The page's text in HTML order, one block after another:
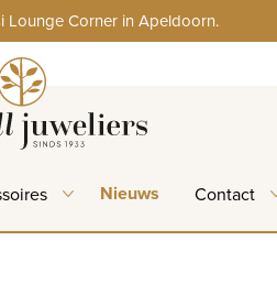
Lounge Corner in Apeldoorn.
Nieuws Contact